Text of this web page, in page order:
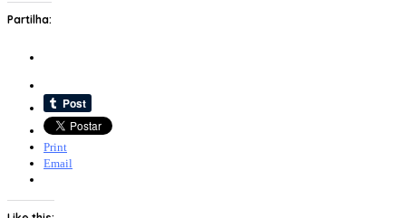
Partilha:
Print
Email